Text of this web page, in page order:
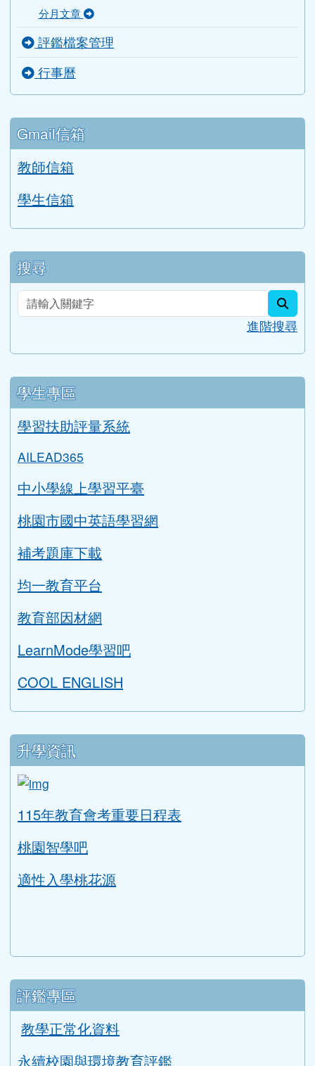
Google 相簿
校務公告
分月文章
行事曆
Gmail信箱
教師信箱
學生信箱
學生專區
學習扶助評量系統
AILEAD365
中小學線上學習平臺
桃園市國中英語學習網
補考題庫下載
均一教育平台
教育部因材網
LearnMode學習吧
COOL ENGLISH
升學資訊
link to https://tyc.entry.edu.tw/
ink to https://tyc.entry.edu.tw/NoExamImitate_TL/
115年教育會考重要日程表
評鑑專區